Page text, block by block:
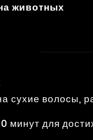
животных
сухие волосы,
минут для